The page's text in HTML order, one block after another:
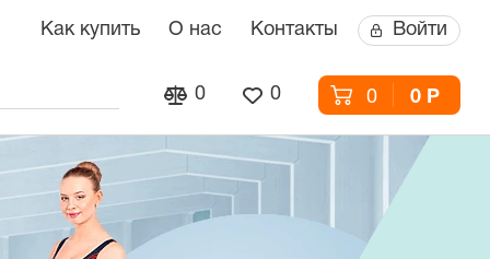
Как купить О нас Контакты Войти
0 0 0 0 Р